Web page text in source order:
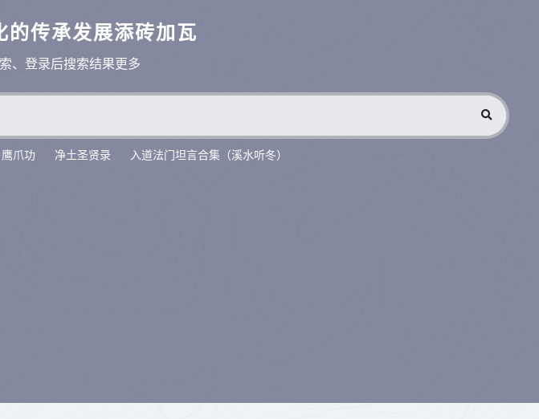
的传承发展添砖加瓦
、登录后搜索结果更多
鹰爪功 净土圣贤录 入道法门坦言合集（溪水听冬）